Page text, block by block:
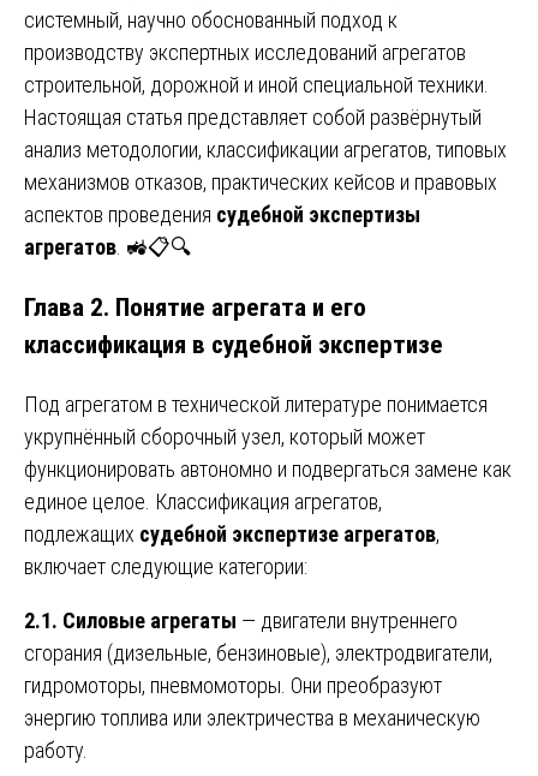
системный, научно обоснованный подход к
производству экспертных исследований агрегатов
строительной, дорожной и иной специальной техники.
Настоящая статья представляет собой развёрнутый
анализ методологии, классификации агрегатов, типовых
механизмов отказов, практических кейсов и правовых
аспектов проведения судебной экспертизы
агрегатов . 🚜📋🔍
Глава 2. Понятие агрегата и его
классификация в судебной экспертизе
Под агрегатом в технической литературе понимается
укрупнённый сборочный узел, который может
функционировать автономно и подвергаться замене как
единое целое. Классификация агрегатов,
подлежащих судебной экспертизе агрегатов,
включает следующие категории:
2.1. Силовые агрегаты — двигатели внутреннего
сгорания (дизельные, бензиновые), электродвигатели,
гидромоторы, пневмомоторы. Они преобразуют
энергию топлива или электричества в механическую
работу.